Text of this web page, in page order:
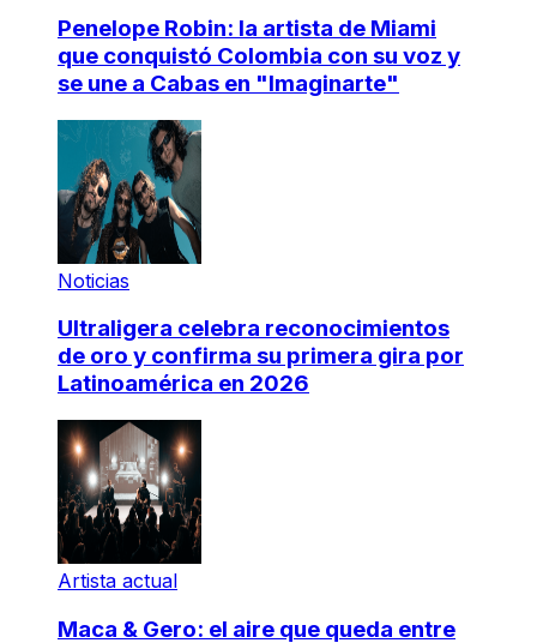
Penelope Robin: la artista de Miami
que conquistó Colombia con su voz y
se une a Cabas en "Imaginarte"
Noticias
Ultraligera celebra reconocimientos
de oro y confirma su primera gira por
Latinoamérica en 2026
Artista actual
Maca & Gero: el aire que queda entre